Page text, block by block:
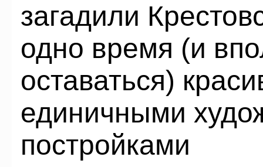
загадили
одно время (и
оставаться)
единичными
постройками